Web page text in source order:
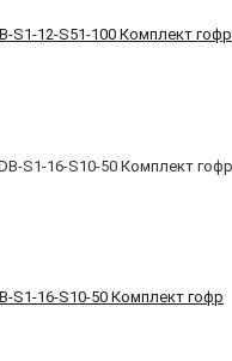
S1-12-S51-100 Комплект гофр
S1-16-S10-50 Комплект гофр